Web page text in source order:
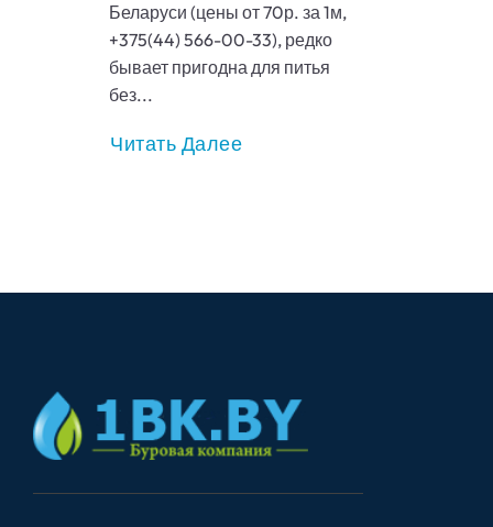
Беларуси (цены от 70р. за 1м,
+375(44) 566-00-33), редко
бывает пригодна для питья
без...
Читать Далее